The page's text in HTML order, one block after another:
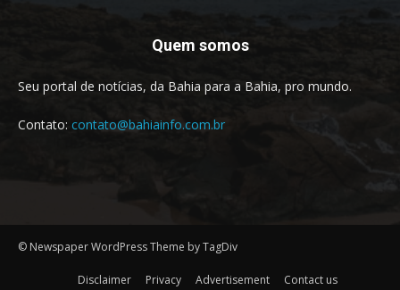
Quem somos
Seu portal de notícias, da Bahia para a Bahia, pro mundo.
Contato: contato@bahiainfo.com.br
© Newspaper WordPress Theme by TagDiv
Disclaimer Privacy Advertisement Contact us